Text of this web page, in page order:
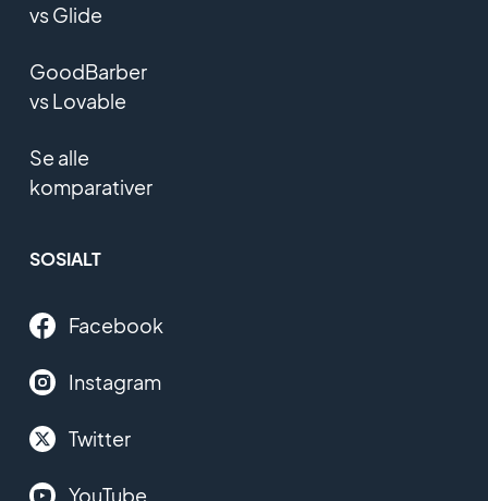
vs Glide
GoodBarber
vs Lovable
Se alle
komparativer
SOSIALT
Facebook
Instagram
Twitter
YouTube